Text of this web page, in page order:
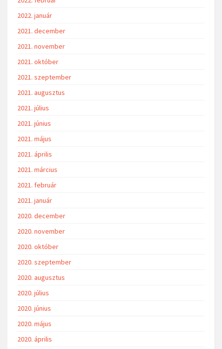
2022. január
2021. december
2021. november
2021. október
2021. szeptember
2021. augusztus
2021. július
2021. június
2021. május
2021. április
2021. március
2021. február
2021. január
2020. december
2020. november
2020. október
2020. szeptember
2020. augusztus
2020. július
2020. június
2020. május
2020. április